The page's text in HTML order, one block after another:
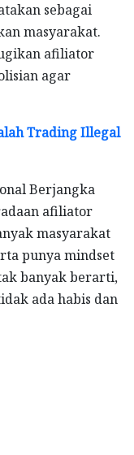
sebagai
masyarakat.
afiliator
agar
Trading Illegal
Berjangka
afiliator
masyarakat
punya mindset
banyak berarti,
ada habis dan